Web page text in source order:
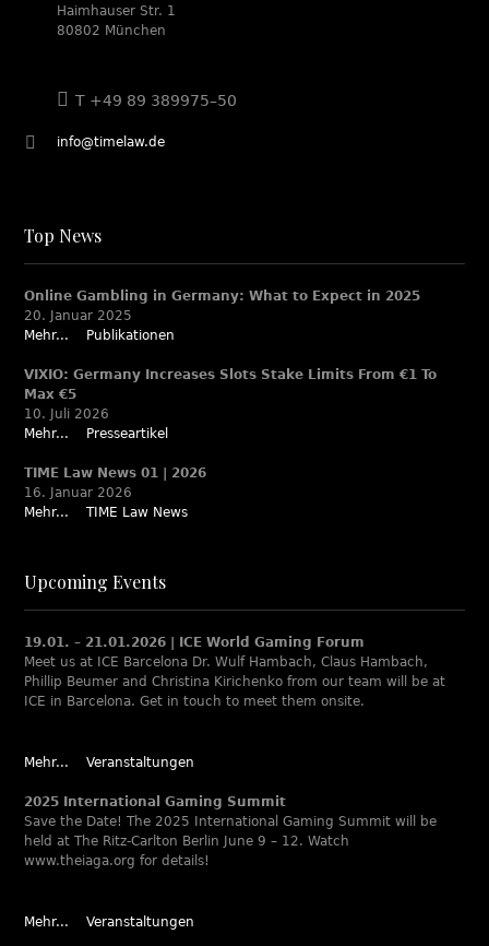
Haimhauser Str. 1
80802 München
T +49 89 389975–50
info@timelaw.de
Top News
Online Gambling in Germany: What to Expect in 2025
20. Januar 2025
Mehr...
Publikationen
VIXIO: Germany Increases Slots Stake Limits From €1 To
Max €5
10. Juli 2026
Mehr...
Presseartikel
TIME Law News 01 | 2026
16. Januar 2026
Mehr...
TIME Law News
Upcoming Events
19.01. – 21.01.2026 | ICE World Gaming Forum
Meet us at ICE Barcelona Dr. Wulf Hambach, Claus Hambach,
Phillip Beumer and Christina Kirichenko from our team will be at
ICE in Barcelona. Get in touch to meet them onsite.
Mehr... Veranstaltungen
2025 International Gaming Summit
Save the Date! The 2025 International Gaming Summit will be
held at The Ritz-Carlton Berlin June 9 – 12. Watch
www.theiaga.org for details!
Mehr... Veranstaltungen